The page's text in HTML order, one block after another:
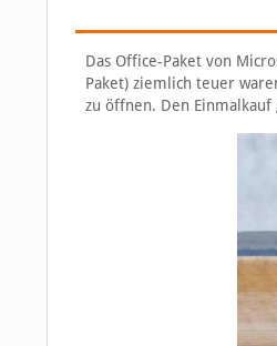
Das Office-Paket von
Paket) ziemlich teuer
zu öffnen. Den